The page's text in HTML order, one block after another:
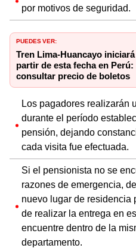
por motivos de seguridad.
PUEDES VER:
Tren Lima-Huancayo
partir de esta fecha en
consultar precio de boletos
Los pagadores realizarán
durante el período
pensión, dejando
cada visita fue efectuada.
Si el pensionista no se
razones de emergencia,
nuevo lugar de residencia
de realizar la entrega en
encuentre dentro de la
departamento.